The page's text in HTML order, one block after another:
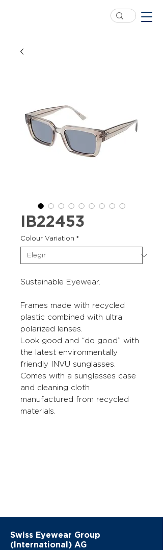
IB22453
Colour Variation *
Sustainable Eyewear.
Frames made with recycled
plastic combined with ultra
polarized lenses.
Look good and “do good” with
the latest environmentally
friendly INVU sunglasses.
Comes with a sunglasses case
and cleaning cloth
manufactured from recycled
materials.
Swiss Eyewear Group
(International) AG